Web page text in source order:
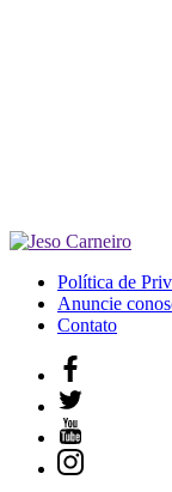
Política de
Anuncie
Contato